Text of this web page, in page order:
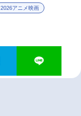
2026アニメ映画